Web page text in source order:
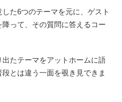
た6つのテーマを元に、ゲスト
って、その質問に答えるコー
たテーマをアットホームに語
とは違う一面を覗き見できま